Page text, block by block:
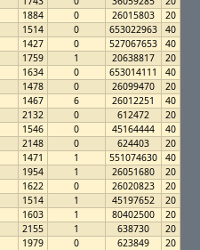
1884 0 26015803
20
1514 0 653022963
40
1427 0 527067653
40
1759 1 20638817
20
1634 0 653014111
40
1478 0 26099470
20
1467 6 26012251
40
2132 0 612472
20
1546 0 45164444
40
2148 0 624403
20
1471 1 551074630
40
1954 1 26051680
20
1622 0 26020823
20
1514 1 45197652
20
1603 1 80402500
20
2155 1 638730
20
1979 0 623849
20